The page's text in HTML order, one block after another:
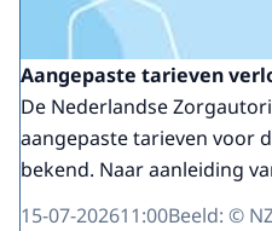
Aangepaste tarieven
De Nederlandse
aangepaste tarieven voor
bekend. Naar aanleiding
15-07-202611:00Beeld: ©